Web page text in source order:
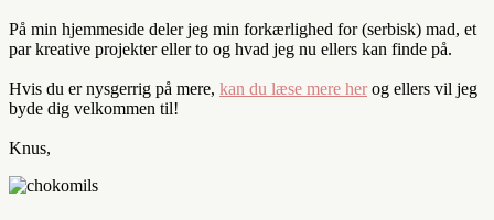
På min hjemmeside deler jeg min forkærlighed for (serbisk) mad, et
par kreative projekter eller to og hvad jeg nu ellers kan finde på.
Hvis du er nysgerrig på mere, kan du læse mere her og ellers vil jeg
byde dig velkommen til!
Knus,